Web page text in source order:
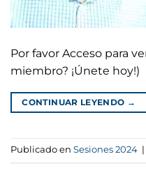
Por favor Acceso para
miembro? ¡Únete hoy!)
CONTINUAR LEYENDO →
Publicado en Sesiones 2024 |